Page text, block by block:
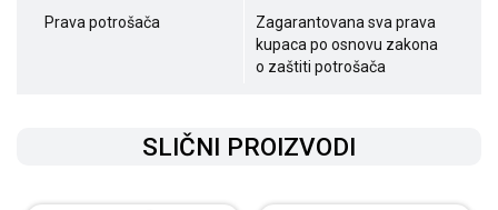
Prava potrošača
Zagarantovana sva prava
kupaca po osnovu zakona
o zaštiti potrošača
SLIČNI PROIZVODI